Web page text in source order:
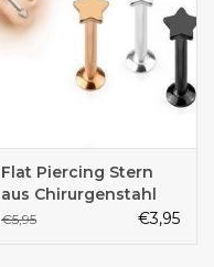
Flat Piercing Stern
aus Chirurgenstahl
€5,95 €3,95